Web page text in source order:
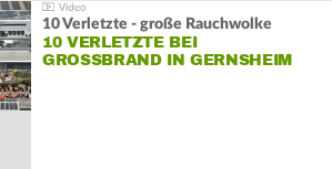
10 Verletzte - große Rauchwolke
10 VERLETZTE BEI
GROSSBRAND IN GERNSHEIM